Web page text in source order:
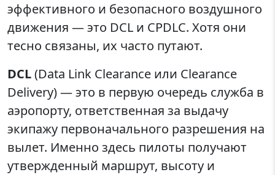
эффективного и безопасного воздушного
движения — это DCL и CPDLC. Хотя они
тесно связаны, их часто путают.
DCL(Data Link Clearance или Clearance
Delivery) — это в первую очередь служба в
аэропорту, ответственная за выдачу
экипажу первоначального разрешения на
вылет. Именно здесь пилоты получают
утвержденный маршрут, высоту и